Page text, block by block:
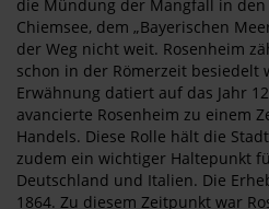
die Mündung der Mangfall in
Chiemsee, dem „Bayerischen
der Weg nicht weit. Rosenheim
schon in der Römerzeit besiedelt
Erwähnung datiert auf das Jahr
avancierte Rosenheim zu einem
Handels. Diese Rolle hält die
zudem ein wichtiger Haltepunkt
Deutschland und Italien. Die
1864. Zu diesem Zeitpunkt war